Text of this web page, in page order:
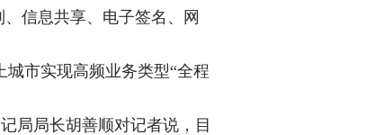
信息共享、电子签名、网
市实现高频业务类型“全程
局局长胡善顺对记者说，目